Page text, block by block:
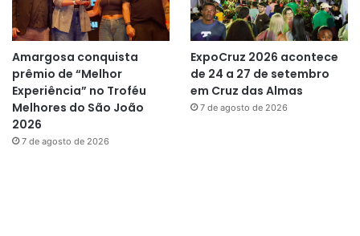
Amargosa conquista
prêmio de “Melhor
Experiência” no Troféu
Melhores do São João
2026
7 de agosto de 2026
ExpoCruz 2026 acontece
de 24 a 27 de setembro
em Cruz das Almas
7 de agosto de 2026